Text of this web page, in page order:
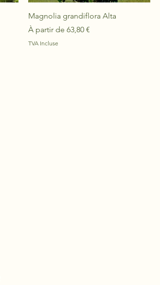
Magnolia grandiflora Alta
À partir de 63,80 €
Prix promotionnel
TVA Incluse